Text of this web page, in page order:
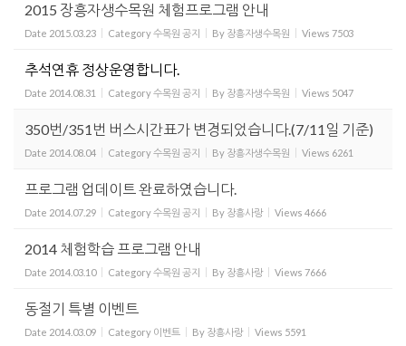
2015 장흥자생수목원 체험프로그램 안내
Date 2015.03.23 Category수목원 공지 By 장흥자생수목원 Views 7503
추석연휴 정상운영합니다.
Date 2014.08.31 Category수목원 공지 By 장흥자생수목원 Views 5047
350번/351번 버스시간표가 변경되었습니다.(7/11일 기준)
Date 2014.08.04 Category수목원 공지 By 장흥자생수목원 Views 6261
프로그램 업데이트 완료하였습니다.
Date 2014.07.29 Category수목원 공지 By 장흥사랑 Views 4666
2014 체험학습 프로그램 안내
Date 2014.03.10 Category수목원 공지 By 장흥사랑 Views 7666
동절기 특별 이벤트
Date 2014.03.09 Category 이벤트 By 장흥사랑 Views 5591